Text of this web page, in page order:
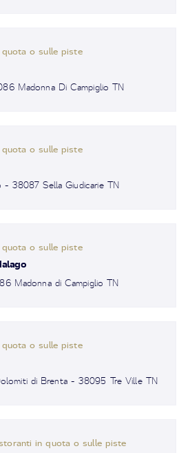
o sulle piste
Madonna Di Campiglio TN
o sulle piste
- 38087 Sella Giudicarie TN
o sulle piste
Madonna di Campiglio TN
o sulle piste
di Brenta - 38095 Tre Ville TN
in quota o sulle piste